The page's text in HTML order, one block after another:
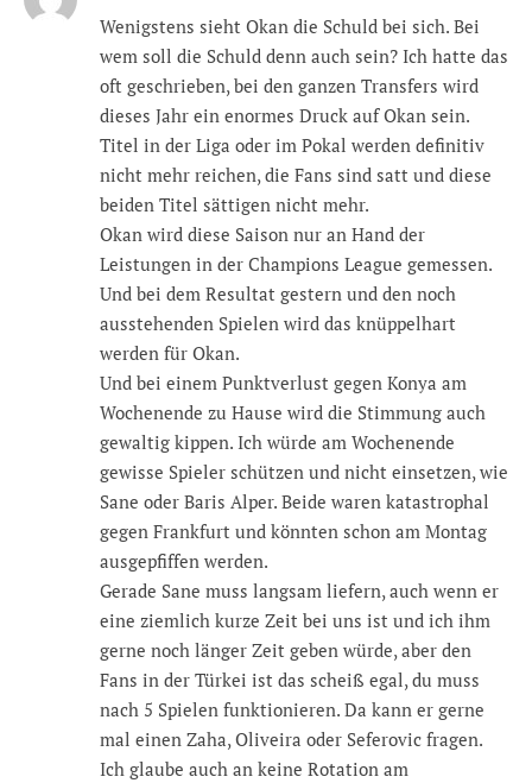
Wenigstens sieht Okan die Schuld bei sich. Bei
wem soll die Schuld denn auch sein? Ich hatte das
oft geschrieben, bei den ganzen Transfers wird
dieses Jahr ein enormes Druck auf Okan sein.
Titel in der Liga oder im Pokal werden definitiv
nicht mehr reichen, die Fans sind satt und diese
beiden Titel sättigen nicht mehr.
Okan wird diese Saison nur an Hand der
Leistungen in der Champions League gemessen.
Und bei dem Resultat gestern und den noch
ausstehenden Spielen wird das knüppelhart
werden für Okan.
Und bei einem Punktverlust gegen Konya am
Wochenende zu Hause wird die Stimmung auch
gewaltig kippen. Ich würde am Wochenende
gewisse Spieler schützen und nicht einsetzen, wie
Sane oder Baris Alper. Beide waren katastrophal
gegen Frankfurt und könnten schon am Montag
ausgepfiffen werden.
Gerade Sane muss langsam liefern, auch wenn er
eine ziemlich kurze Zeit bei uns ist und ich ihm
gerne noch länger Zeit geben würde, aber den
Fans in der Türkei ist das scheiß egal, du muss
nach 5 Spielen funktionieren. Da kann er gerne
mal einen Zaha, Oliveira oder Seferovic fragen.
Ich glaube auch an keine Rotation am